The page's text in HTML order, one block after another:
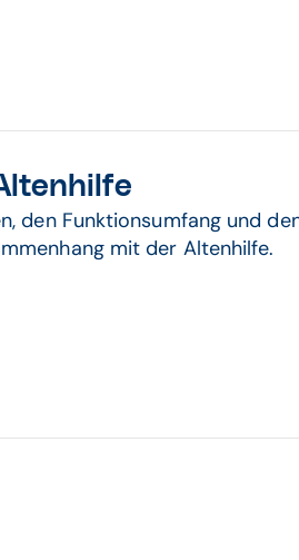
den Funktionsumfang und
mit der Altenhilfe.